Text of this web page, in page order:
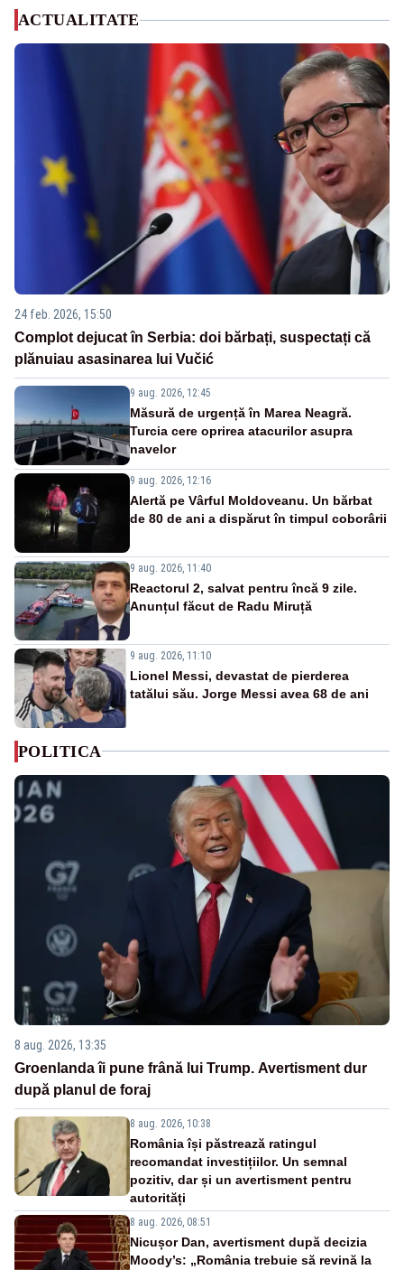
ACTUALITATE
24 feb. 2026, 15:50
Complot dejucat în Serbia: doi bărbați, suspectați că
plănuiau asasinarea lui Vučić
9 aug. 2026, 12:45
Măsură de urgență în Marea Neagră.
Turcia cere oprirea atacurilor asupra
navelor
9 aug. 2026, 12:16
Alertă pe Vârful Moldoveanu. Un bărbat
de 80 de ani a dispărut în timpul coborârii
9 aug. 2026, 11:40
Reactorul 2, salvat pentru încă 9 zile.
Anunțul făcut de Radu Miruță
9 aug. 2026, 11:10
Lionel Messi, devastat de pierderea
tatălui său. Jorge Messi avea 68 de ani
POLITICA
8 aug. 2026, 13:35
Groenlanda îi pune frână lui Trump. Avertisment dur
după planul de foraj
8 aug. 2026, 10:38
România își păstrează ratingul
recomandat investițiilor. Un semnal
pozitiv, dar și un avertisment pentru
autorități
8 aug. 2026, 08:51
Nicușor Dan, avertisment după decizia
Moody’s: „România trebuie să revină la